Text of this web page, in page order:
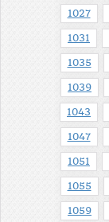
1027
1031
1035
1039
1043
1047
1051
1055
1059